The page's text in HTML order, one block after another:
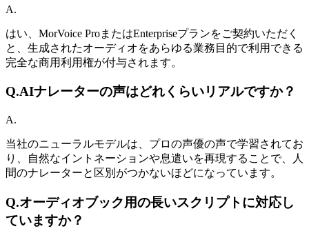
A.
はい、MorVoice ProまたはEnterpriseプランをご契約いただく
と、生成されたオーディオをあらゆる業務目的で利用できる
完全な商用利用権が付与されます。
Q.AIナレーターの声はどれくらいリアルですか？
A.
当社のニューラルモデルは、プロの声優の声で学習されてお
り、自然なイントネーションや息遣いを再現することで、人
間のナレーターと区別がつかないほどになっています。
Q.オーディオブック用の長いスクリプトに対応し
ていますか？